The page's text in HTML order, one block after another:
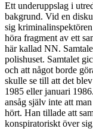
Ett underuppslag i
bakgrund. Vid en
sig
höra fragment av ett
här kallad NN.
polishuset. Samtalet
och att något borde
skulle se till att det
1985 eller januari
ansåg själv inte att
hört. Han tillade att
konspiratoriskt över